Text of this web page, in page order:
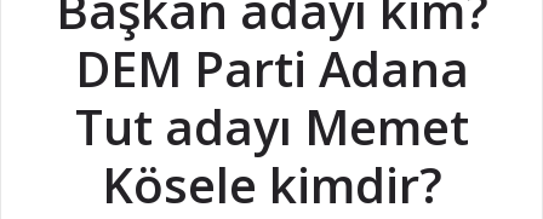
DEM Parti Adana
Tut adayı Memet
Kösele kimdir?